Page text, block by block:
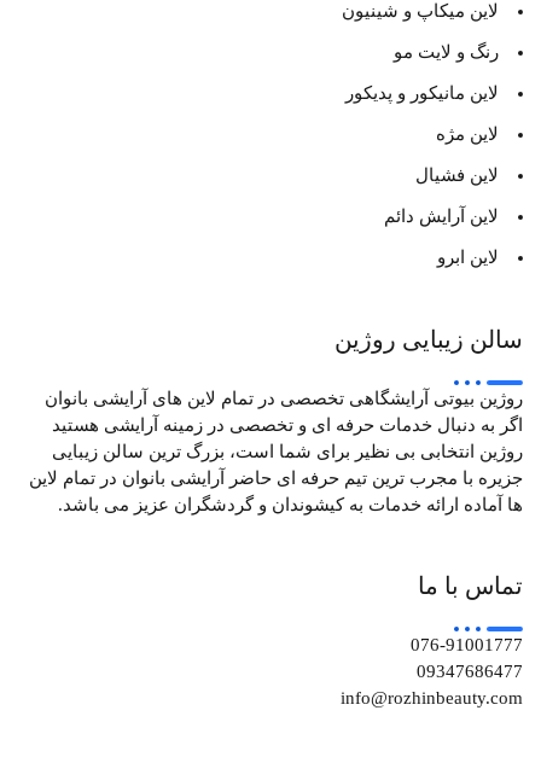
لاین میکاپ و شینیون
رنگ و لایت مو
لاین مانیکور و پدیکور
لاین مژه
لاین فشیال
لاین آرایش دائم
لاین ابرو
سالن زیبایی روژین
روژین بیوتی آرایشگاهی تخصصی در تمام لاین های آرایشی بانوان
اگر به دنبال خدمات حرفه ای و تخصصی در زمینه آرایشی هستید
روژین انتخابی بی نظیر برای شما است، بزرگ ترین سالن زیبایی
جزیره با مجرب ترین تیم حرفه ای حاضر آرایشی بانوان در تمام لاین
ها آماده ارائه خدمات به کیشوندان و گردشگران عزیز می‌ باشد.
تماس با ما
076-91001777
09347686477
info@rozhinbeauty.com